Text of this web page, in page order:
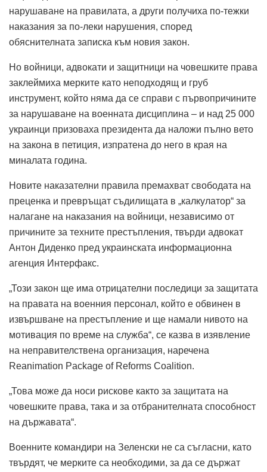
нарушаване на правилата, а други получиха по-тежки
наказания за по-леки нарушения, според
обяснителната записка към новия закон.
Но войници, адвокати и защитници на човешките права
заклеймиха мерките като неподходящ и груб
инструмент, който няма да се справи с първопричините
за нарушаване на военната дисциплина – и над 25 000
украинци призоваха президента да наложи пълно вето
на закона в петиция, изпратена до него в края на
миналата година.
Новите наказателни правила премахват свободата на
преценка и превръщат съдилищата в „калкулатор“ за
налагане на наказания на войници, независимо от
причините за техните престъпления, твърди адвокат
Антон Диденко пред украинската информационна
агенция Интерфакс.
„Този закон ще има отрицателни последици за защитата
на правата на военния персонал, който е обвинен в
извършване на престъпление и ще намали нивото на
мотивация по време на служба“, се казва в изявление
на неправителствена организация, наречена
Reanimation Package of Reforms Coalition.
„Това може да носи рискове както за защитата на
човешките права, така и за отбранителната способност
на държавата“.
Военните командири на Зеленски не са съгласни, като
твърдят, че мерките са необходими, за да се държат